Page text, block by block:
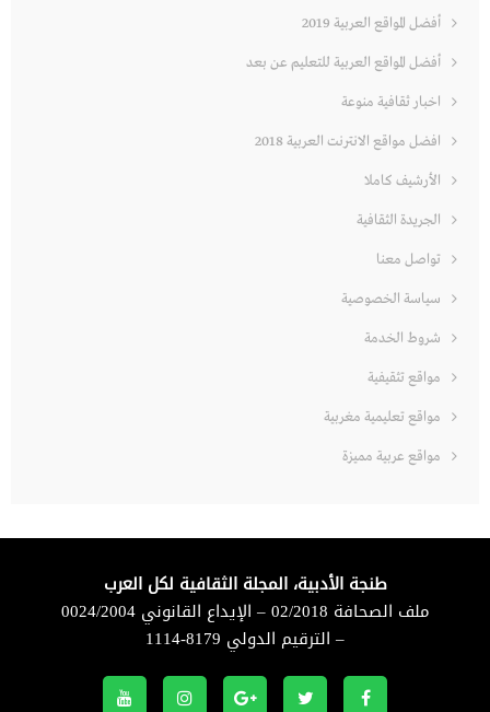
أفضل المواقع العربية 2019
أفضل المواقع العربية للتعليم عن بعد
اخبار ثقافية منوعة
افضل مواقع الانترنت العربية 2018
الأرشيف كاملا
الجريدة الثقافية
تواصل معنا
سياسة الخصوصية
شروط الخدمة
مواقع تثقيفية
مواقع تعليمية مغربية
مواقع عربية مميزة
طنجة الأدبية، المجلة الثقافية لكل العرب
ملف الصحافة 02/2018 – الإيداع القانوني 0024/2004
– الترقيم الدولي 8179-1114